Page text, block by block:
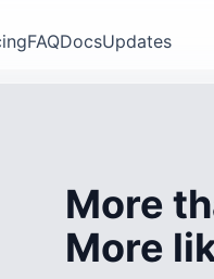
FAQDocsUpdates
More
More